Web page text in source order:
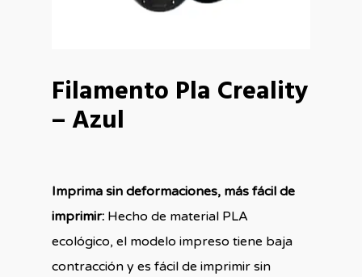
Filamento Pla Creality
– Azul
Imprima sin deformaciones, más fácil de
imprimir: Hecho de material PLA
ecológico, el modelo impreso tiene baja
contracción y es fácil de imprimir sin